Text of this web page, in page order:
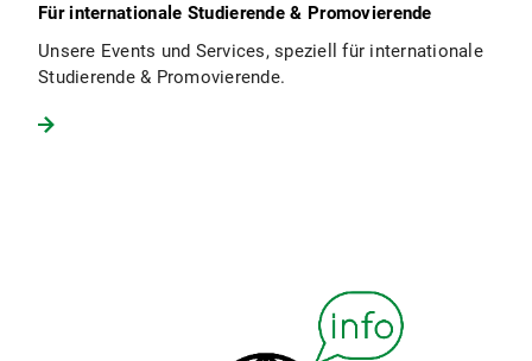
Für internationale Studierende & Promovierende
Unsere Events und Services, speziell für internationale
Studierende & Promovierende.